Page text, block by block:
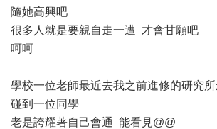
隨她高興吧
很多人就是要親自走一遭 才會甘願吧
呵呵
學校一位老師最近去我之前進修的研究
碰到一位同學
老是誇耀著自己會通 能看見@@